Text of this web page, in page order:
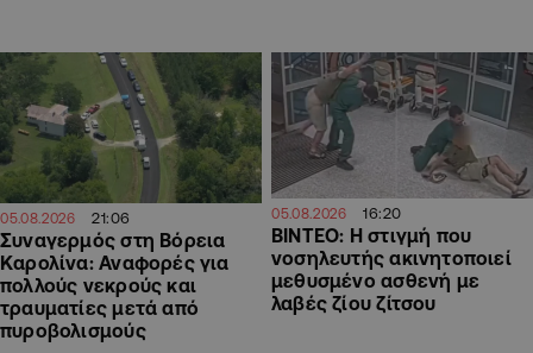
05.08.2026 21:06
Συναγερμός στη Βόρεια
Καρολίνα: Αναφορές για
πολλούς νεκρούς και
τραυματίες μετά από
πυροβολισμούς
05.08.2026 16:20
ΒΙΝΤΕΟ: Η στιγμή που
νοσηλευτής ακινητοποιεί
μεθυσμένο ασθενή με
λαβές ζίου ζίτσου